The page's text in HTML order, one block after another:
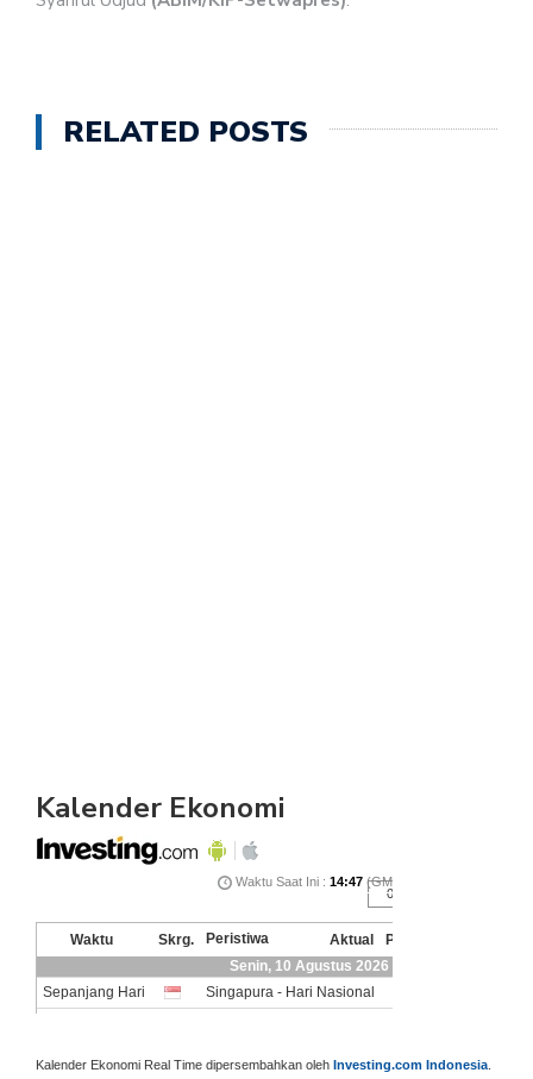
RELATED POSTS
Kalender Ekonomi
Kalender Ekonomi Real Time dipersembahkan oleh Investing.com Indonesia